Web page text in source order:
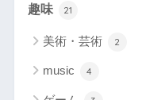
趣味 21
美術・芸術 2
music 4